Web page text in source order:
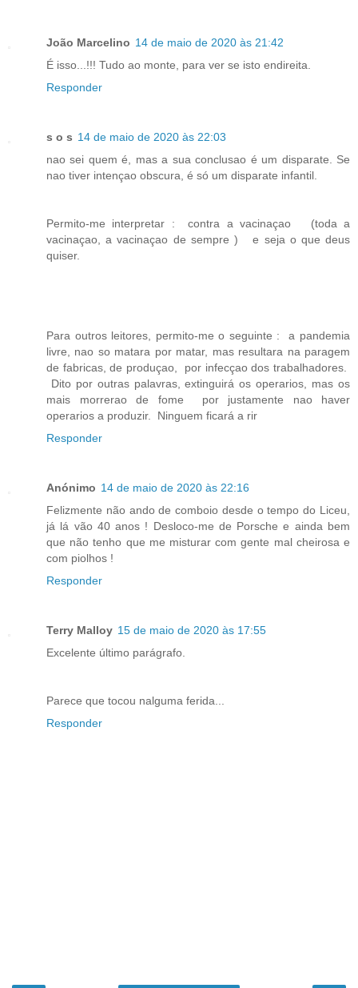
João Marcelino 14 de maio de 2020 às 21:42
É isso...!!! Tudo ao monte, para ver se isto endireita.
Responder
s o s 14 de maio de 2020 às 22:03
nao sei quem é, mas a sua conclusao é um disparate. Se
nao tiver intençao obscura, é só um disparate infantil.
Permito-me interpretar : contra a vacinaçao (toda a
vacinaçao, a vacinaçao de sempre ) e seja o que deus
quiser.
Para outros leitores, permito-me o seguinte : a pandemia
livre, nao so matara por matar, mas resultara na paragem
de fabricas, de produçao, por infecçao dos trabalhadores.
Dito por outras palavras, extinguirá os operarios, mas os
mais morrerao de fome por justamente nao haver
operarios a produzir. Ninguem ficará a rir
Responder
Anónimo 14 de maio de 2020 às 22:16
Felizmente não ando de comboio desde o tempo do Liceu,
já lá vão 40 anos ! Desloco-me de Porsche e ainda bem
que não tenho que me misturar com gente mal cheirosa e
com piolhos !
Responder
Terry Malloy 15 de maio de 2020 às 17:55
Excelente último parágrafo.
Parece que tocou nalguma ferida...
Responder